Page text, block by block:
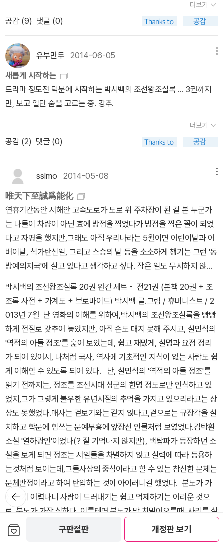
구판절판 개정판 보기
련하여 육식을 좋아하여 고기반찬이 없으면 밥을 먹지않았다는 말과
관련해서였다. 왜냐하면, 무신이었고, 무신과 결탁했으며,말타기와
활쏘기, 사냥 등을 즐겼던 다른 왕들과는 달리, 책만 읽었다던 세종의
성향으로 미루어 고기를 좋아 했다는게 설득력이 약하기 때문이
다. 조선평전에도 보게 되면,고려시대에도 삼국시대를 이어 소가 운
반용, 농사용으로 적극 활용되었다. 그러나 고려의 국가 이념으로 채
택된 불교의 영향으로 가축살생은 거의 이루어지지 않았던 듯 하다. 1
2세기 송나라 사신 서궁이 고려의 풍속을 기록한 『고려도경』은 '그 정
법도 능숙하지 않았다.조선시대에는 소의 식용이 일부 이뤄지기는 했
육은 매우 제한되었다. 라고 되어 있다. 그리고 겉으로는 고려와의 단
절을 위해 억불 정책을 썼던 그가,기실은 불교와 무속신앙에 심취했
었다는데,그리하여 어머니 원경왕후 민씨가 학질에 걸렸을때, 학을
떼기위해 그가 종종 사라져 행했다던 방법은 다분히 불교적이고 무속
신앙적이다.나중에 원경왕후를 모실 탑 문제로 아버지인 태종과 마찰
이 있었다는걸 보면,농사를 짓는 대표적인 가축인 소를 식용을 위해
서 일부러 살생을 했을 것 같지도 않다. 위 내용은 '한권으로 읽는 세
역'으로 점을 치는 것은 유교적으로, 다시말해 학문적으로 접근해야
할 문제인데,나이 스물을 갓 넘긴 세종이 주역에 정통했다고 하더라
도 얼마나 깊고 넓었을지 궁금했다. 그동안 세종이 유교적 정통성과
사고 방식에 입각한 인물처럼 비춰졌지만,어머니 원경왕후의 병환을
두고 불교적이고 무속신앙적인 기원을 드린 것과 관련하여,인간적인
면모라고 하는데,백번, 천번 양보하여 상왕 태상왕도 있는 상황에서
자신의 입지를 지키고 살아남은 자의 슬픔이고,유교에 입각한 효의
한 방법이라고 한다면,그걸 두고 인간적이라고 한 것과 관련하여서
도,무고한 장인이 목숨을 잃고,처가가 쑥대밭이 되는데도 함구하고
있었고,나중에 그의 힘으로 복권을 할 수 있었을 때에도 그냥 넘어간
것은,인간적인게 아니라 비겁하게 비춰져서 말이다. 아래 내용은 '한
권으로 읽는 세종실록'에 '세종1년'의 일로 표시되는데,당시 가뭄이 심
했으므로 백방으로 기우제를 지냈다. 심지어 도롱뇽에게까지 기우제
를 지냈으며, 호랑이를 잡아다가 그 머리를 개성의 박연폭포에 담그
는 행사도 있었다고 하였는데,반면 승려들의 기우제는 반대하였다고
되어 있으니 말이다.'숱한 사람들이 정성으로 하늘을 감동시키지 못한
것을 7명의 중으로 되겠는가? 사정이 딱해서 하는 일이라고 하더라
도 마음으로부터 믿음이 생기지 않는 행동이다.'라며 유학에 심취했던
세종은 이렇게 불교적인 기우제는 거부감을 표시했다고 되어있다.(1
속되지 않은 사람의 아무것도 없는 상태의 불안, 그래서 느낄 수 있는
바닥이 없는 자유. 누구나 인생에서 한 번쯤은 그런 순간을 맛보았을
겁니다. 아니 그럴 필요가 있다고 생각합니다. 물론 엄청난 불안에 사
로잡히지요. 두렵습니다. 하지만 불안을 한 장만 벗겨내고 보면 커다
란 자유가 있습니다. p.141 나는 아마도 평생 히말라야 여행 시도
는 안해볼 것 같다. 하지만 다른 사람이 고생하며 여행하는 이야기는
재밌다. 화장실이 정말 큰 문제이긴 하지! 때론 코믹하기도 하고 진지
하기도 하고.. 잘 읽었어요. 정유정씨.. 요즘 정말 열심히 읽고
깜짝 놀라고 있는 박시백의 <조선왕조실록> 역사에 대한 관심을 이
제서야 갖다니 조금 부끄럽다. ㅠㅠ 요건 조금 된 책이지만, 그리
나도 어떤 대목에서는 코끝이 찡해지는 감동이 몰려왔다. 네 그렇
습니다.피해갈 수 없는 척추와 목의 통증들. 화들짝 놀라 책을 주문하
고 어제 부터 해봤는데 좋네요.일단 시원하고요... 정말 교정될지는 모
르겠으나 시도는 해볼 생각입니다. 몸은 정직하다고 하네요. 정말 그
래요. 정신만 살찌우지 말고 몸부터 돌보아야겠습니다. 거북목 뿐만
아니라 일반적인 스트레칭 방법까지 나와있어 좋습니다.
더보기
공감 (9) 댓글 (0)
유부만두 2014-06-05
새롭게 시작하는
드라마 정도전 덕분에 시작하는 박시백의 조선왕조실록 ... 3권까지
더보기
공감 (2) 댓글 (0)
sslmo 2014-05-08
唯天下至誠爲能化
연휴기간동안 서해안 고속도로가 도로 위 주차장이 된 걸 본 누군가
는 나들이 차량이 아닌 효에 방점을 찍었다가 빙점을 찍은 꼴이 되었
다고 자평을 했지만,그래도 아직 우리나라는 5월이면 어린이날과 어
버이날, 석가탄신일, 그리고 스승의 날 등을 소소하게 챙기는 그런 '동
방예의지국'에 살고 있다고 생각하고 싶다. 작은 일도 무시하지 않고
성스럽게 되면 겉에 배어 나오고 겉에 배어 나오면 겉으로 드러나고
겉으로 드러나면 이내 밝아지고밝아지면 남을 감동시키고 남을 감동
시키면 이내 변하게 되고 변하면 생육된다.그러니 오직 세상에서 지
극히 정성을 다하는 사람만이 나와 세상을 변하게 할 수 있는 것이
다
(중용23장)영화 '역린'을 보았다.영화 '역린'은 '중용'23장으로 시작해
서 중용 23장으로 끝난다. '중용'을 도올의 그것으로 읽을라치면, 저
23장 한장만 비교해 보더라도 내용은 차치하고, 해설을 볼것 같으면,
일본의 20세기 사상사를 연구했는 '마루야마 마사오'라는 사람과 헤
겔이 등장해 주시고,중국역사의 답보 상태가 어쩌구, 주자학의 해체
가 어쩌구, 하는 얘기를 한참하다가,성실하다는 뜻이 보수적인 중용
이 아니라 끊임없이 화化를 이룩해야 한다고 하는데,어디로 튈지 모
르는게 엉뚱하기가 짬뽕공이나 메뚜기는 명함도 못 내밀 정도였던터
라,저렇게 근사한 구절이리라고는 상상하지도 못했었다. '역린'의 내
용을 '네이버 지식백과'를 통하여 검색해 보니,'용은 성질이 유순하므
로 길들이면 탈 수도 있다. 그러나 턱 밑에 길이가 한 자나 되는 ‘거꾸
로 솟은 비늘[逆鱗(역린)]’이 있으니, 용을 길들인 사람이라 할지라
도 만약 이것을 건드리면 반드시 그를 죽인다. 군주한테도 역린이 있
은즉, 군주를 설득하고자 하는 사람은 이 역린을 건드리지 않아야만
박시백의 조선왕조실록 20권 완간 세트 - 전21권 (본책 20권 + 조
조록 사전 + 가계도 + 브로마이드) 박시백 글.그림 / 휴머니스트 / 2
013년 7월 난 영화의 이해를 위하여,박시백의 조선왕조실록을 빵빵
하게 전질로 갖추어 놓았지만, 아직 손도 대지 못해 주시고, 설민석의
'역적의 아들 정조'를 훑어 보았는데, 쉽고 재밌게, 설명과 요점 정리
가 되어 있어서, 나처럼 국사, 역사에 기초적인 지식이 없는 사람도 쉽
게 이해할 수 있도록 되어 있다. 난, 설민석의 '역적의 아들 정조'를
읽기 전까지는, 정조를 조선시대 성군의 한명 정도로만 인식하고 있
었지,그가 그렇게 불우한 유년시절의 추억을 가지고 있으리라고는 상
상도 못했었다.매사는 겉보기와는 같지 않다고,겉으로는 규장각을 설
치하고 학문에 힘쓰는 문예부흥에 앞장선 인물처럼 보였었다.김탁환
소설 '열하광인'이었나(? 잘 기억나지 않지만), 백탑파가 등장하던 소
설을 보게 되면 정조는 서얼들을 차별하지 않고 실력에 따라 등용하
는것처럼 보이는데,그들사상의 중심이라고 할 수 있는 참신한 문체는
문체반정이라고 하여 탄압하는 것이 아이러니컬 했었다. 분노가 가
장 참기 어렵나니 사람이 드러내기는 쉽고 억제하기는 어려운 것으
로, 분노가 가장 심하다. 이를테면 분노가 막 치밀어오를때, 사리를 살
피지 않고 먼저 소리를 지르고 성질을 부리면, 분노가 더욱 치밀어 일
을 도리어 그르치고 마니, 분노가 사그라진 이후에는 후회스럽기 그
뒤로가
기